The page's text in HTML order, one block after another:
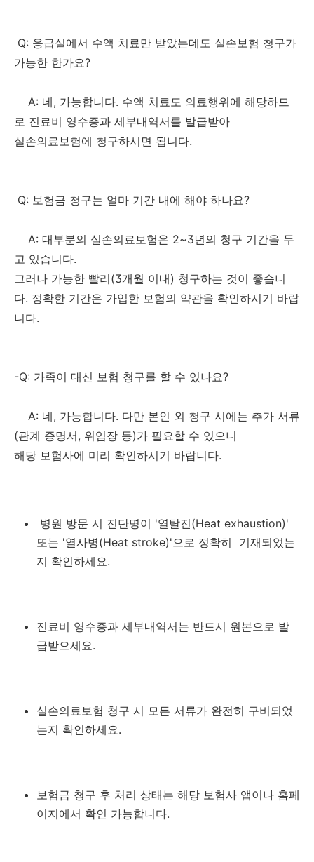
Q: 응급실에서 수액 치료만 받았는데도 실손보험 청구가
가능한 한가요?
A: 네, 가능합니다. 수액 치료도 의료행위에 해당하므
로 진료비 영수증과 세부내역서를 발급받아
실손의료보험에 청구하시면 됩니다.
Q: 보험금 청구는 얼마 기간 내에 해야 하나요?
A: 대부분의 실손의료보험은 2~3년의 청구 기간을 두
고 있습니다.
그러나 가능한 빨리(3개월 이내) 청구하는 것이 좋습니
다. 정확한 기간은 가입한 보험의 약관을 확인하시기 바랍
니다.
-Q: 가족이 대신 보험 청구를 할 수 있나요?
A: 네, 가능합니다. 다만 본인 외 청구 시에는 추가 서류
(관계 증명서, 위임장 등)가 필요할 수 있으니
해당 보험사에 미리 확인하시기 바랍니다.
병원 방문 시 진단명이 '열탈진(Heat exhaustion)'
또는 '열사병(Heat stroke)'으로 정확히 기재되었는
지 확인하세요.
진료비 영수증과 세부내역서는 반드시 원본으로 발
급받으세요.
실손의료보험 청구 시 모든 서류가 완전히 구비되었
는지 확인하세요.
보험금 청구 후 처리 상태는 해당 보험사 앱이나 홈페
이지에서 확인 가능합니다.